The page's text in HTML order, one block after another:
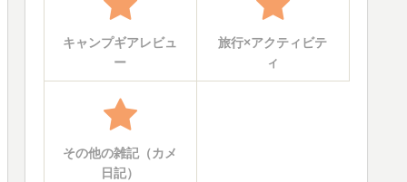
キャンプギアレビュ
ー
旅行×アクティビテ
ィ
その他の雑記（カメ
日記）